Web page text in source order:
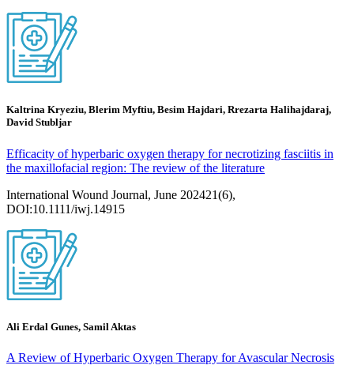
Kaltrina Kryeziu, Blerim Myftiu, Besim Hajdari, Rrezarta Halihajdaraj,
David Stubljar
Efficacity of hyperbaric oxygen therapy for necrotizing fasciitis in
the maxillofacial region: The review of the literature
International Wound Journal, June 202421(6),
DOI:10.1111/iwj.14915
Ali Erdal Gunes, Samil Aktas
A Review of Hyperbaric Oxygen Therapy for Avascular Necrosis